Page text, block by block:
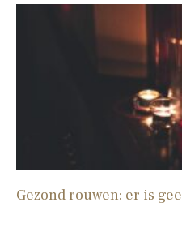
Gezond rouwen: er is